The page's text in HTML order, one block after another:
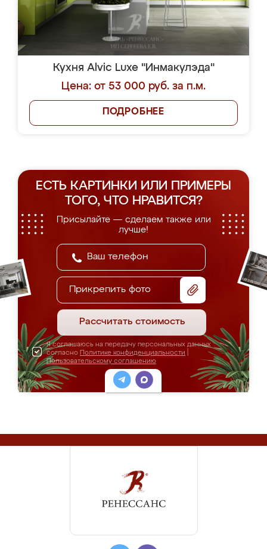
Кухня Alvic Luxe "Инмакулэда"
Цена: от 53 000 руб. за п.м.
ПОДРОБНЕЕ
ЕСТЬ КАРТИНКИ ИЛИ ПРИМЕРЫ
ТОГО, ЧТО НРАВИТСЯ?
Присылайте — сделаем также или
лучше!
Прикрепить фото
Рассчитать стоимость
Я соглашаюсь на передачу персональных данных
согласно Политике конфиденциальности
Пользовательскому соглашению